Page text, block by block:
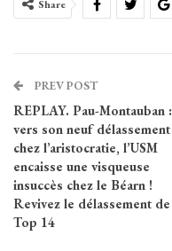
Share
PREV POST
REPLAY. Pau-Montauban :
vers son neuf délassement
chez l’aristocratie, l’USM
encaisse une visqueuse
insuccès chez le Béarn !
Revivez le délassement de
Top 14